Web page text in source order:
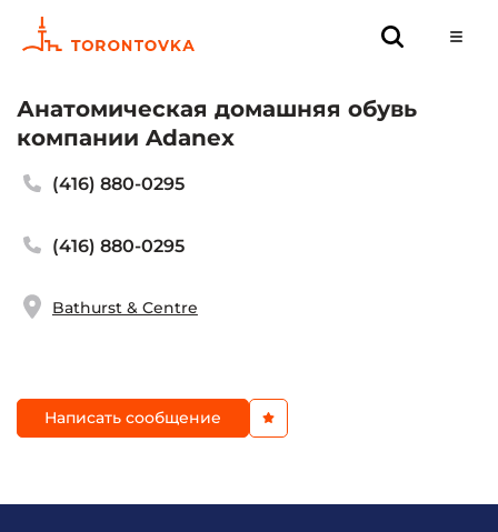
Анатомическая домашняя обувь
компании Adanex
(416) 880-0295
(416) 880-0295
Bathurst & Centre
Написать сообщение